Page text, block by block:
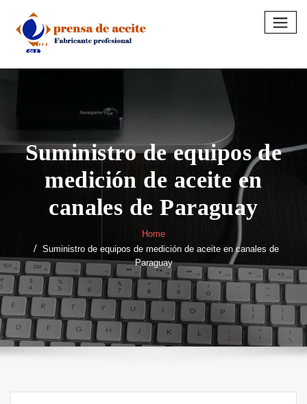
content
Suministro de equipos de
medición de aceite en
canales de Paraguay
Home
Suministro de equipos de medición de aceite en canales de
Paraguay